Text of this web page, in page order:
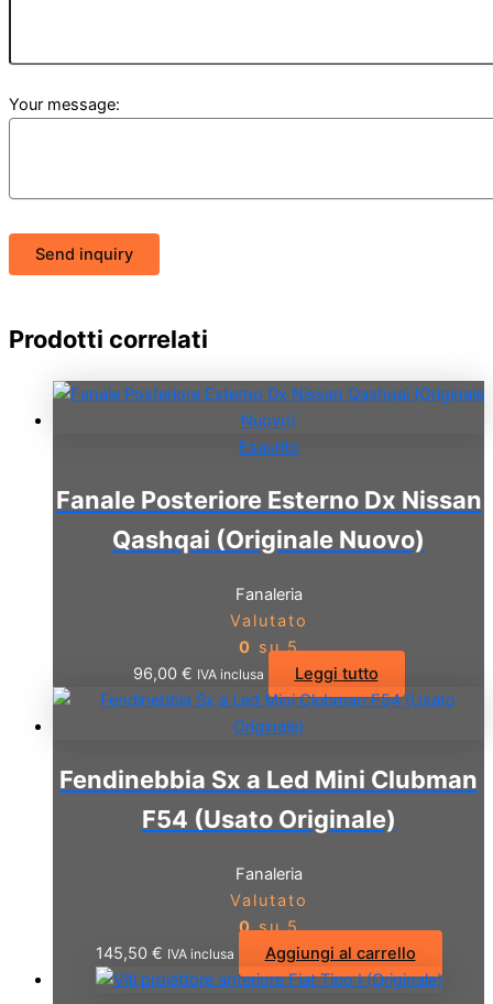
Your message:
Send inquiry
Prodotti correlati
Esaurito
Fanale Posteriore Esterno Dx Nissan
Qashqai (Originale Nuovo)
Fanaleria
Valutato
0 su 5
96,00 € IVA inclusa Leggi tutto
Fendinebbia Sx a Led Mini Clubman
F54 (Usato Originale)
Fanaleria
Valutato
0su 5
145,50 € IVA inclusa Aggiungi al carrello